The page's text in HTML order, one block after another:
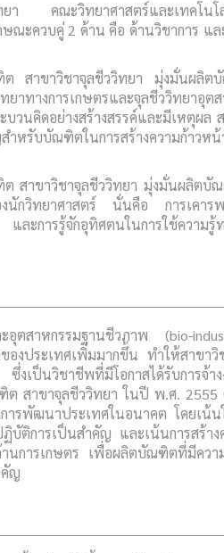
า คณะวิทยาศาสตร์และเทคโ
ะควบคู่ 2 ด้าน คือ ด้านวิชาการ แล
สาขาวิชาจุลชีววิทยา มุ่งมั่นผลิต
ยาทางการเกษตรและจุลชีววิทย
วนคิดอย่างสร้างสรรค์และมีเหตุผล
หรับบัณฑิตในการสร้างความก้าวห
สาขาวิชาจุลชีววิทยา มุ่งมั่นผลิตบั
กวิทยาศาสตร์ นั่นคือ การเคารพ
ารรู้จักอุทิศตนในการใช้ความรู้ท
อุตสาหกรรมฐานชีวภาพ (bio-
งประเทศเพิ่มมากขึ้น ทำให้สาขาวิ
งเป็นวิชาชีพที่มีโอกาสได้รับการจ้
สาขาจุลชีววิทยา ในปี พ.ศ. 2555
ารพัฒนาประเทศในอนาคต โดยเ
ติการเป็นสำคัญ และเน้นการสร้า
การเกษตร เพื่อผลิตบัณฑิตที่มีความ
คัญ